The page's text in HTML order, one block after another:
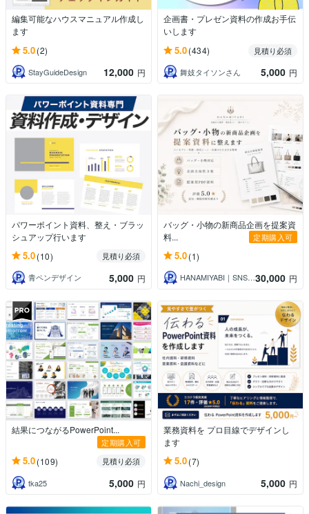
編集可能なハウスマニュアル作成し
ます
5.0(2)
StayGuideDesign 12,000 円
企画書・プレゼン資料の作成お手伝
いします
5.0(434)
見積り必須
舞妓タイソンさん
5,000 円
パワーポイント資料、整え・ブラッ
シュアップ行います
5.0(10)
見積り必須
青ペンデザイン
5,000 円
バッグ・小物の新商品企画を提案資
料...
定期購入可
5.0(1)
HANAMIYABI｜SNS・企画 30,000 円
結果につながるPowerPoint...
定期購入可
5.0(109)
見積り必須
tka25
5,000 円
業務資料を プロ目線でデザインし
ます
5.0(7)
Nachi_design 5,000 円